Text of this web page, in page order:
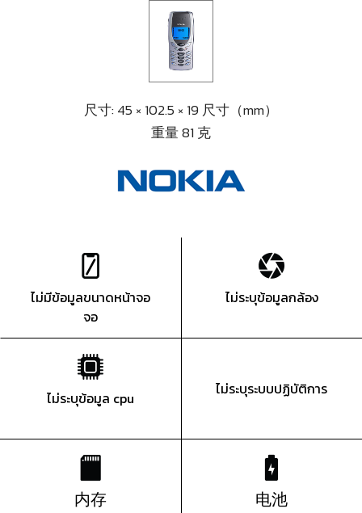
尺寸: 45 × 102.5 × 19 尺寸（mm）
重量 81 克
ไม่มีข้อมูลขนาดหน้าจอ
จอ
ไม่ระบุข้อมูลกล้อง
ไม่ระบุข้อมูล cpu ไม่ระบุระบบปฏิบัติการ
内存 电池